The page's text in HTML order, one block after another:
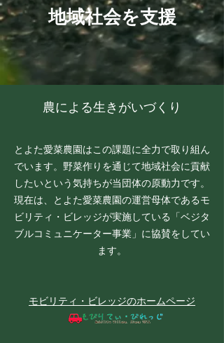
地域社会を支援
農による生きがいづくり
とよた愛菜農園はこの課題に全力で取り組ん
でいます。野菜作りを通じて地域社会に貢献
したいという気持ちが当団体の原動力です。
現在は、とよた愛菜農園の運営母体であるモ
ビリティ・ビレッジが実施している「ベジタ
ブルコミュニケーター事業」に協賛をしてい
ます。
モビリティ・ビレッジのホームページ